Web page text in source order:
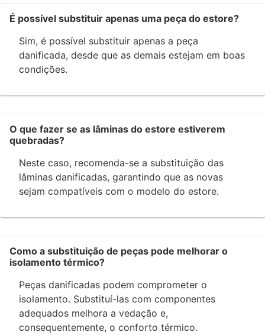
É possível substituir apenas uma peça do estore?
Sim, é possível substituir apenas a peça
danificada, desde que as demais estejam em boas
condições.
O que fazer se as lâminas do estore estiverem
quebradas?
Neste caso, recomenda-se a substituição das
lâminas danificadas, garantindo que as novas
sejam compatíveis com o modelo do estore.
Como a substituição de peças pode melhorar o
isolamento térmico?
Peças danificadas podem comprometer o
isolamento. Substituí-las com componentes
adequados melhora a vedação e,
consequentemente, o conforto térmico.